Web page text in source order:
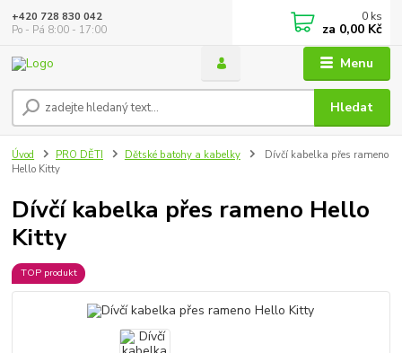
Menu
Hledat
+420 728 830 042
Po - Pá 8:00 - 17:00
0 ks
za 0,00 Kč
Úvod PRO DĚTI Dětské batohy a kabelky
Dívčí kabelka přes rameno
Hello Kitty
Dívčí kabelka přes rameno Hello
Kitty
TOP produkt